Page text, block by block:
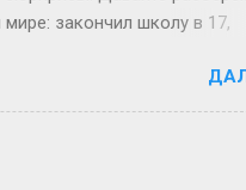
закончил школу в 17,
он первокурсник в 19, а
на Бали, а теперь
вообще 13 классов в
Зато в Японии некоторые